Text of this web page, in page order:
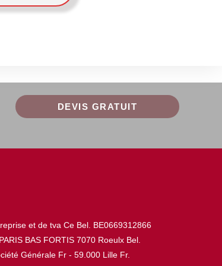
DEVIS GRATUIT
et de tva Ce Bel. BE0669312866
BAS FORTIS 7070 Roeulx Bel.
Générale Fr - 59.000 Lille Fr.